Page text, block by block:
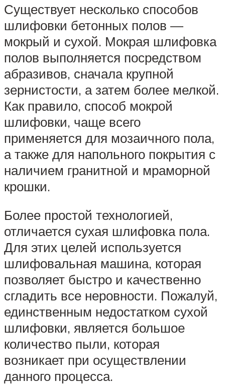
Существует несколько способов
шлифовки бетонных полов —
мокрый и сухой. Мокрая шлифовка
полов выполняется посредством
абразивов, сначала крупной
зернистости, а затем более мелкой.
Как правило, способ мокрой
шлифовки, чаще всего
применяется для мозаичного пола,
а также для напольного покрытия с
наличием гранитной и мраморной
крошки.
Более простой технологией,
отличается сухая шлифовка пола.
Для этих целей используется
шлифовальная машина, которая
позволяет быстро и качественно
сгладить все неровности. Пожалуй,
единственным недостатком сухой
шлифовки, является большое
количество пыли, которая
возникает при осуществлении
данного процесса.